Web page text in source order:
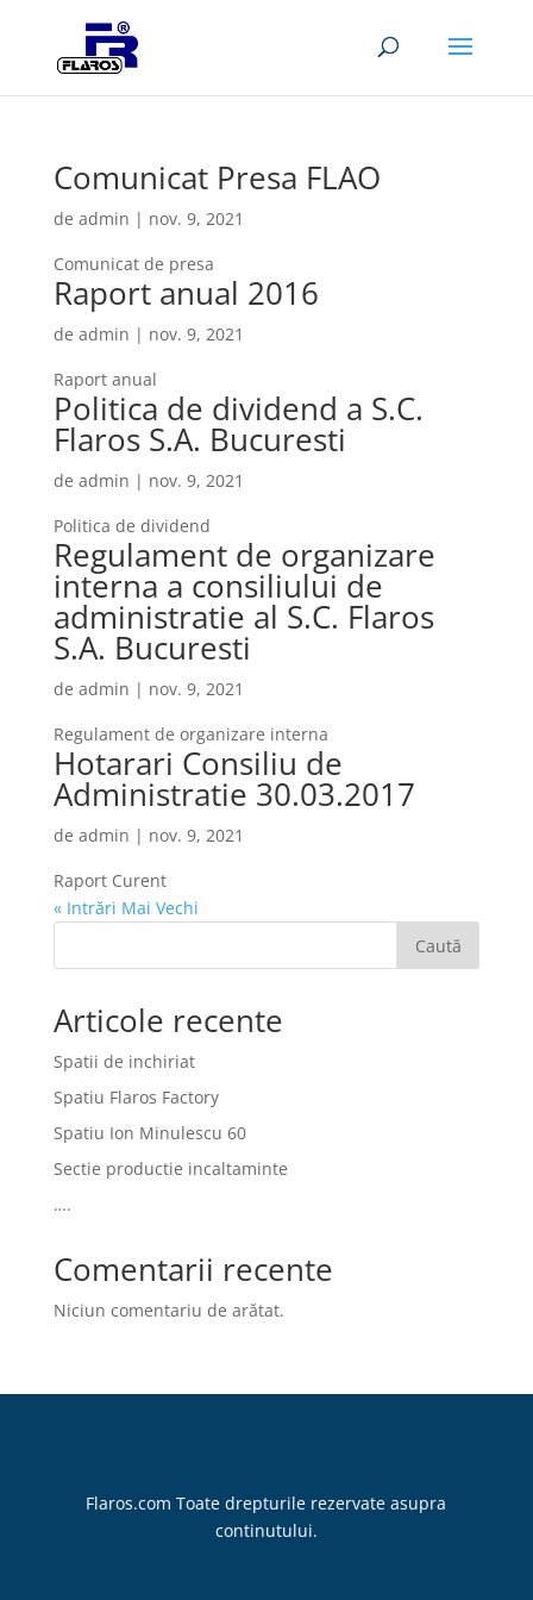
Comunicat Presa FLAO
de admin | nov. 9, 2021
Comunicat de presa
Raport anual 2016
de admin | nov. 9, 2021
Raport anual
Politica de dividend a S.C.
Flaros S.A. Bucuresti
de admin | nov. 9, 2021
Politica de dividend
Regulament de organizare
interna a consiliului de
administratie al S.C. Flaros
S.A. Bucuresti
de admin | nov. 9, 2021
Regulament de organizare interna
Hotarari Consiliu de
Administratie 30.03.2017
de admin | nov. 9, 2021
Raport Curent
« Intrări Mai Vechi
Caută
Articole recente
Spatii de inchiriat
Spatiu Flaros Factory
Spatiu Ion Minulescu 60
Sectie productie incaltaminte
….
Comentarii recente
Niciun comentariu de arătat.
Flaros.com Toate drepturile rezervate asupra
continutului.